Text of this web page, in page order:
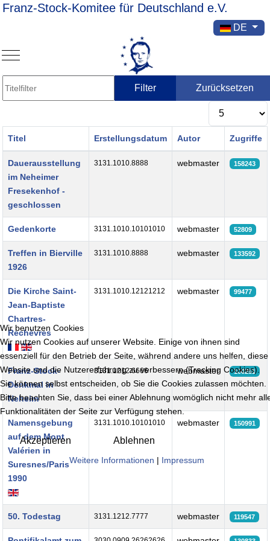
Franz-Stock-Komitee für Deutschland e.V.
Sprache
DE
Mobile Menu Toggle
Filter Zurücksetzen
Titel Erstellungsdatum Autor Zugriffe
Dauerausstellung
im Neheimer
Fresekenhof -
geschlossen
3131.1010.8888 webmaster 158243
Gedenkorte 3131.1010.10101010 webmaster 52809
Treffen in Bierville
1926
3131.1010.8888 webmaster 133592
Die Kirche Saint-
Jean-Baptiste
Chartres-
Rechèvres
3131.1010.12121212 webmaster 99477
Franz-Stock-
Denkmal in
Neheim
3131.1212.6666 webmaster 100251
Namensgebung
auf dem Mont
Valérien in
Suresnes/Paris
1990
3131.1010.10101010 webmaster 150991
50. Todestag 3131.1212.7777 webmaster 119547
Wir benutzen Cookies
Wir nutzen Cookies auf unserer Website. Einige von ihnen sind
essenziell für den Betrieb der Seite, während andere uns helfen, diese
Website und die Nutzererfahrung zu verbessern (Tracking Cookies).
Sie können selbst entscheiden, ob Sie die Cookies zulassen möchten.
Bitte beachten Sie, dass bei einer Ablehnung womöglich nicht mehr
Funktionalitäten der Seite zur Verfügung stehen.
Akzeptieren Ablehnen
Weitere Informationen | Impressum